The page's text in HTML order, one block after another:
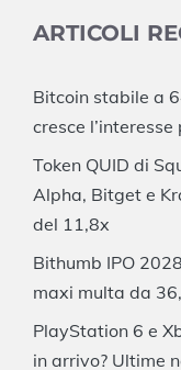
ARTICOLI
Bitcoin stabile a
cresce
Token QUID di
Alpha, Bitget e
del 11,8x
Bithumb IPO
maxi multa da
PlayStation 6 e
in arrivo? Ultime